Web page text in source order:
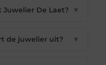
De Laet? ▼
de juwelier uit? ▼